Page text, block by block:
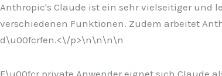
Anthropic's Claude ist ein sehr vielseitiger und
verschiedenen Funktionen. Zudem arbeitet
d\u00fcrfen.<\/p>\n\n\n\n
F\u00fcr private Anwender eignet sich Claude